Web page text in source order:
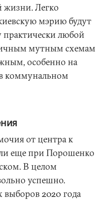
жизни. Легко
мэрию будут
любой
мутным схемам
особенно на
коммунальном
от центра к
еще при Порошенко
В целом
успешно.
2020 года